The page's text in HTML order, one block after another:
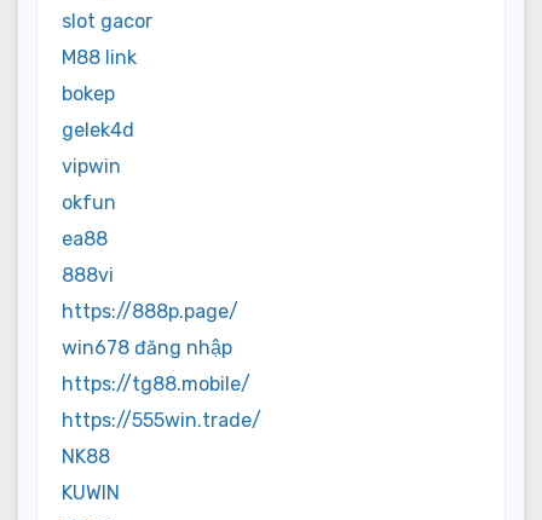
slot gacor
M88 link
bokep
gelek4d
vipwin
okfun
ea88
888vi
https://888p.page/
win678 đăng nhập
https://tg88.mobile/
https://555win.trade/
NK88
KUWIN